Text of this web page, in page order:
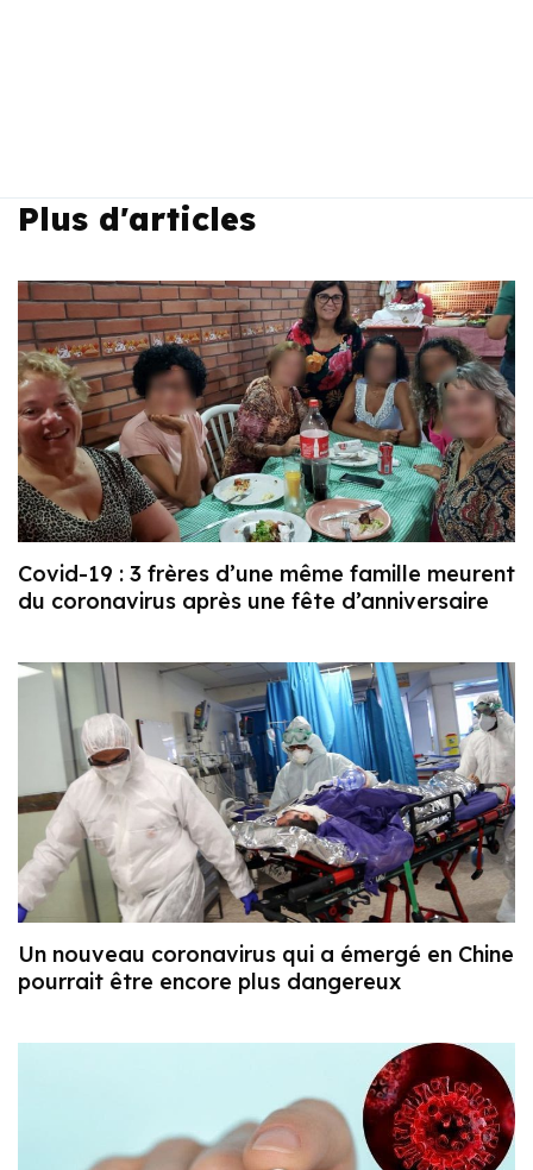
Plus d'articles
Covid-19 : 3 frères d’une même famille meurent
du coronavirus après une fête d’anniversaire
Un nouveau coronavirus qui a émergé en Chine
pourrait être encore plus dangereux